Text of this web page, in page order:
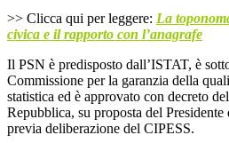
>> Clicca qui per leggere: La
civica e il rapporto con l’anagrafe
Il PSN è predisposto dall’ISTAT, è
Commissione per la garanzia della
statistica ed è approvato con decreto
Repubblica, su proposta del
previa deliberazione del CIPESS.